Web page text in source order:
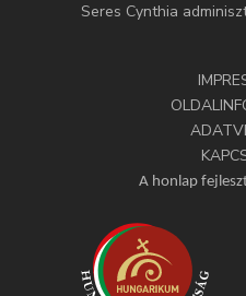
Seres Cynthia
A honlap